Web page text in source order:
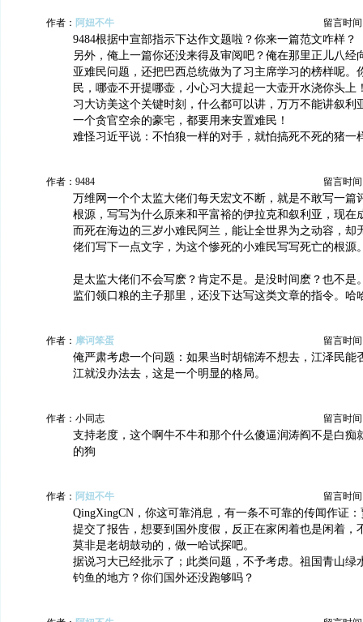
作者： 阿妞不牛 留言时间
9484根据中宣部指示下达作文题啦？你来一篇范文咋样？
另外，俺上一篇你还没来得及审阅吧？俺在那里正儿八经
亚难民问题，还把巴西总统做为了习主席学习的榜样呢。
民，哪壶不开提哪壶，小心习大提起一大壶开水浇你头上
习大访美这个关键时刻，什么都可以讲，万万不能讲叙利
一个贪官空余的豪宅，都要用来安置难民！
难怪习近平说：不怕狼一样的对手，就怕搞死不死的猪一
作者：9484 留言时间
万维网一个个太监大佬们每天宏文不断，就是不敢写一篇
根源，写写为什么原来和平富裕的伊拉克和叙利亚，现在
而死在海边的三岁小难民阿兰，能让全世界为之动容，却
佬们写下一点文字，为这个惨死的小难民写写死亡的根源
是太监大佬们不会写麽？肯定不是。是没时间麽？也不是
监们领口粮的主子那里，还没下达写这类文章的指令。哈
作者： 摩诃笨蛋 留言时间
俺严肃考虑一个问题：如果当时胡锦涛不想去，江泽民能
江就没办法去，这是一个明显的格局。
作者：小同志 留言时间
支持老度，这个啊牛不牛和那个什么傻逼润涛阎不是白痴
的狗
作者： 阿妞不牛 留言时间
QingXingCN，你这可靠消息，有一条不可靠的传闻作证
提交了报告，想要到国外度假，反正在家闲着也是闲着，
莫非是老胡鼓动的，做一哈试探吧。
据说习大已经批示了；此类问题，不予考虑。祖国青山绿
钓鱼的地方？你们国外还没跑够吗？